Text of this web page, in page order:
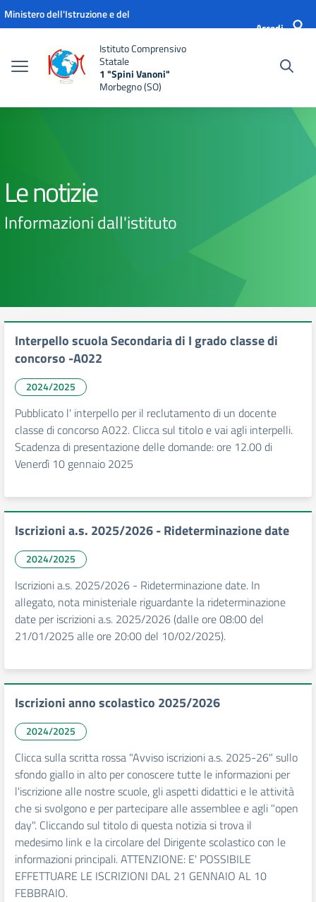
Vai ai contenuti
Vai al menu di navigazione
Vai al footer
Ministero dell'Istruzione e del
Accedi
Istituto Comprensivo
Statale
1 "Spini Vanoni"
Morbegno (SO)
Le notizie
Informazioni dall'istituto
Interpello scuola Secondaria di I grado classe di
concorso -A022
2024/2025
Pubblicato l' interpello per il reclutamento di un docente
classe di concorso A022. Clicca sul titolo e vai agli interpelli.
Scadenza di presentazione delle domande: ore 12.00 di
Venerdì 10 gennaio 2025
Iscrizioni a.s. 2025/2026 - Rideterminazione date
2024/2025
Iscrizioni a.s. 2025/2026 - Rideterminazione date. In
allegato, nota ministeriale riguardante la rideterminazione
date per iscrizioni a.s. 2025/2026 (dalle ore 08:00 del
21/01/2025 alle ore 20:00 del 10/02/2025).
Iscrizioni anno scolastico 2025/2026
2024/2025
Clicca sulla scritta rossa "Avviso iscrizioni a.s. 2025-26" sullo
sfondo giallo in alto per conoscere tutte le informazioni per
l'iscrizione alle nostre scuole, gli aspetti didattici e le attività
che si svolgono e per partecipare alle assemblee e agli "open
day". Cliccando sul titolo di questa notizia si trova il
medesimo link e la circolare del Dirigente scolastico con le
informazioni principali. ATTENZIONE: E' POSSIBILE
EFFETTUARE LE ISCRIZIONI DAL 21 GENNAIO AL 10
FEBBRAIO.